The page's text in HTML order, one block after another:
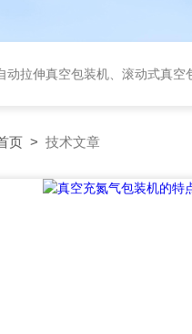
拉伸真空包装机、滚动式真空包装机、平台式真
页 > 技术文章